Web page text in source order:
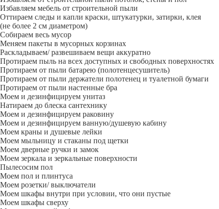
Избавляем мебель от строительной пыли
Оттираем следы и капли краски, штукатурки, затирки, клея
(не более 2 см диаметром)
Собираем весь мусор
Меняем пакеты в мусорных корзинах
Раскладываем/ развешиваем вещи аккуратно
Протираем пыль на всех доступных и свободных поверхностях
Протираем от пыли батарею (полотенцесушитель)
Протираем от пыли держатели полотенец и туалетной бумаги
Протираем от пыли настенные бра
Моем и дезинфицируем унитаз
Натираем до блеска сантехнику
Моем и дезинфицируем раковину
Моем и дезинфицируем ванную/душевую кабину
Моем краны и душевые лейки
Моем мыльницу и стаканы под щетки
Моем дверные ручки и замок
Моем зеркала и зеркальные поверхности
Пылесосим пол
Моем пол и плинтуса
Моем розетки/ выключатели
Моем шкафы внутри при условии, что они пустые
Моем шкафы сверху